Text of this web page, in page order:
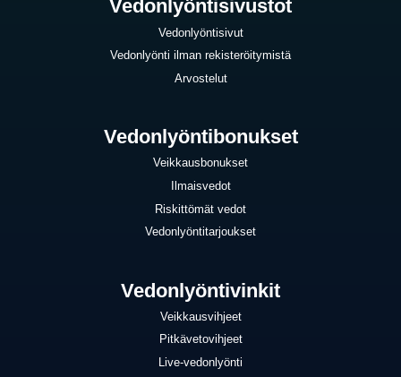
Vedonlyöntisivustot
Vedonlyöntisivut
Vedonlyönti ilman rekisteröitymistä
Arvostelut
Vedonlyöntibonukset
Veikkausbonukset
Ilmaisvedot
Riskittömät vedot
Vedonlyöntitarjoukset
Vedonlyöntivinkit
Veikkausvihjeet
Pitkävetovihjeet
Live-vedonlyönti